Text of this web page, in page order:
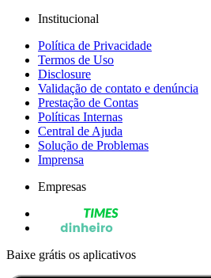
Institucional
Política de Privacidade
Termos de Uso
Disclosure
Validação de contato e denúncia
Prestação de Contas
Políticas Internas
Central de Ajuda
Solução de Problemas
Imprensa
Empresas
Baixe grátis os aplicativos